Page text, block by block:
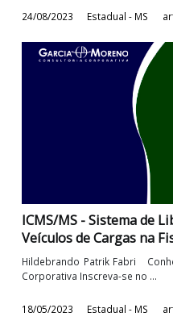
29/08/2023 Estadual - MS
ICMS/MS - Dispensa
anulação de valores
de ...
Hildebrando Patrik Fabri